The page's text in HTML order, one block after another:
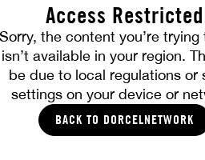
Access Restricted
Sorry, the content you’re trying
isn’t available in your region.
be due to local regulations or
settings on your device or
BACK TO DORCELNETWORK